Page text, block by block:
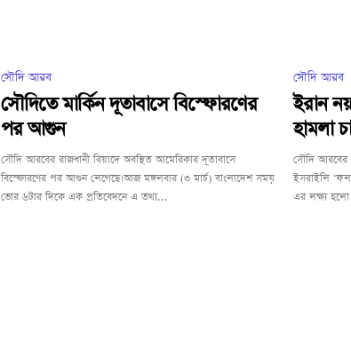
সৌদি আরব
সৌদিতে মার্কিন দূতাবাসে বিস্ফোরণের
পর আগুন
সৌদি আরবের রাজধানী রিয়াদে অবস্থিত আমেরিকার দূতাবাসে
বিস্ফোরণের পর আগুন লেগেছে।আজ মঙ্গলবার (৩ মার্চ) বাংলাদেশ সময়
ভোর ৬টার দিকে এক প্রতিবেদনে এ তথ্য...
সৌদি আরব
ইরান
হামলা
সৌদি আরবের
ইসরাইলি
এর লক্ষ্য